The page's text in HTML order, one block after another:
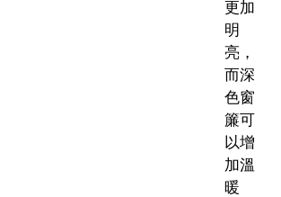
更加
明
亮，
而深
色窗
簾可
以增
加溫
暖